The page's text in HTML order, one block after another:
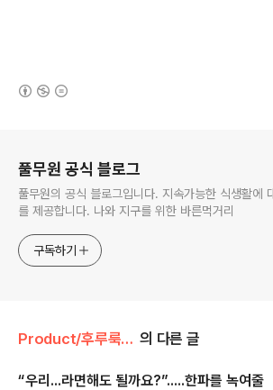
풀무원 공식 블로그
풀무원의 공식 블로그입니다. 지속가능한 식생활에
를 제공합니다. 나와 지구를 위한 바른먹거리
구독하기
Product/후루룩! 라면데이 의 다른 글
“우리...라면해도 될까요?”.....한파를 녹여줄